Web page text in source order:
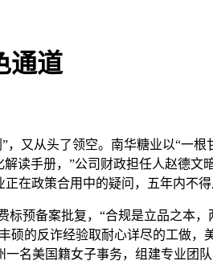
通道
从头了领空。南华糖业以“一根
读手册，”公司财政担任人赵德
在政策合用中的疑问，五年内不
备案批复，“合规是立品之本，
的反诈经验取耐心详尽的工做
名美国籍女子事务，组建专业